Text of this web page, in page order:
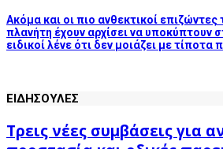
Ακόμα και οι πιο ανθεκτικοί
πλανήτη έχουν αρχίσει να υποκύπτουν
ειδικοί λένε ότι δεν μοιάζει με τίποτα
ΕΙΔΗΣΟΥΛΕΣ
Τρεις νέες συμβάσεις για